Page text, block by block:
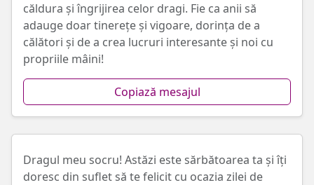
căldura și îngrijirea celor dragi. Fie ca anii să
adauge doar tinerețe și vigoare, dorința de a
călători și de a crea lucruri interesante și noi cu
propriile mâini!
Copiază mesajul
Dragul meu socru! Astăzi este sărbătoarea ta și îți
doresc din suflet să te felicit cu ocazia zilei de